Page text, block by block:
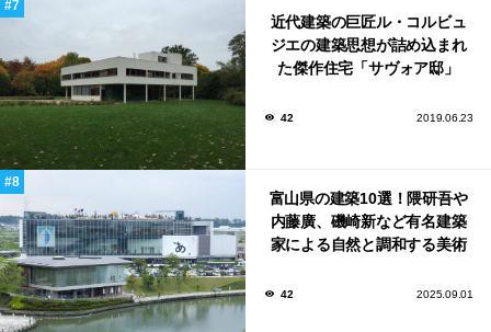
近代建築の巨匠ル・コルビュ
ジエの建築思想が詰め込まれ
た傑作住宅「サヴォア邸」
42 2019.06.23
富山県の建築10選！隈研吾や
内藤廣、磯崎新など有名建築
家による自然と調和する美術
42 2025.09.01